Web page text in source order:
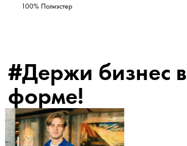
100% Полиэстер
#Держи бизнес в
форме!